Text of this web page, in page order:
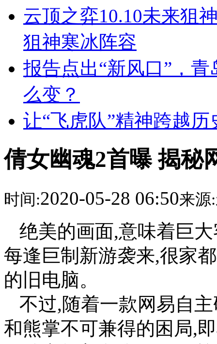
云顶之弈10.10未来狙
狙神寒冰阵容
报告点出“新风口”，
么变？
让“飞虎队”精神跨越
倩女幽魂2首曝 揭秘
时间:2020-05-28 06:50来源:
绝美的画面,意味着巨
每逢巨制新游袭来,很家
的旧电脑。
不过,随着一款网易自
和熊掌不可兼得的困局,